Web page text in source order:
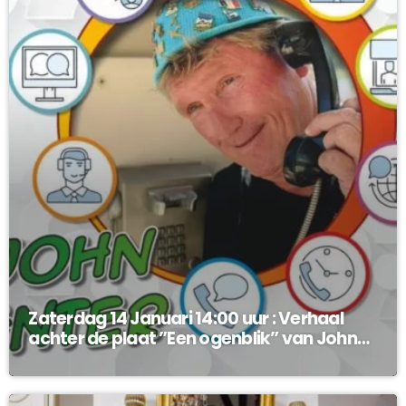
Zaterdag 14 Januari 14:00 uur : Verhaal
achter de plaat ”Een ogenblik” van John
Enter !